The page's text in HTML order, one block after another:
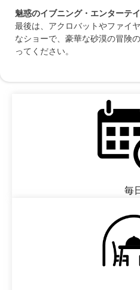
魅惑のイブニング・エンターテ
最後は、アクロバットやファイ
なショーで、豪華な砂漠の冒険
ってください。
毎